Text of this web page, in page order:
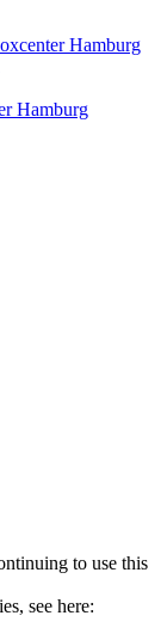
Hamburg
Hamburg
to use this
see here: